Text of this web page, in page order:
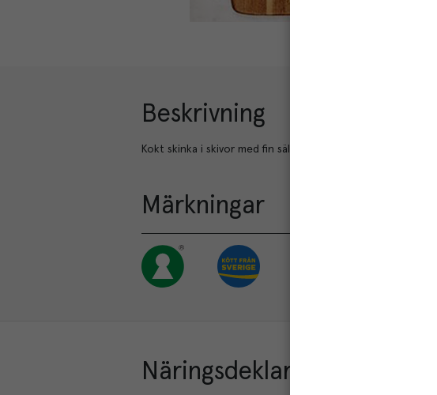
Beskrivning
Kokt skinka i skivor med fin sälta gjord på svenskt griskött.
Märkningar
Näringsdeklaration